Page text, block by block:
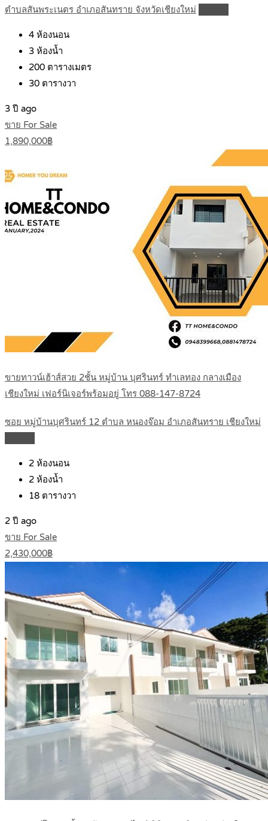
ตำบลสันพระเนตร อำเภอสันทราย จังหวัดเชียงใหม่
4 ห้องนอน
3 ห้องน้ำ
200 ตารางเมตร
30 ตารางวา
3 ปี ago
ขาย For Sale
1,890,000฿
ขายทาวน์เฮ้าส์สวย 2ชั้น หมู่บ้าน บุศรินทร์ ทำเลทอง กลางเมือง
เชียงใหม่ เฟอร์นิเจอร์พร้อมอยู่ โทร 088-147-8724
ซอย หมู่บ้านบุศรินทร์ 12 ตำบล หนองจ๊อม อำเภอสันทราย เชียงใหม่
2 ห้องนอน
2 ห้องน้ำ
18 ตารางวา
2 ปี ago
ขาย For Sale
2,430,000฿